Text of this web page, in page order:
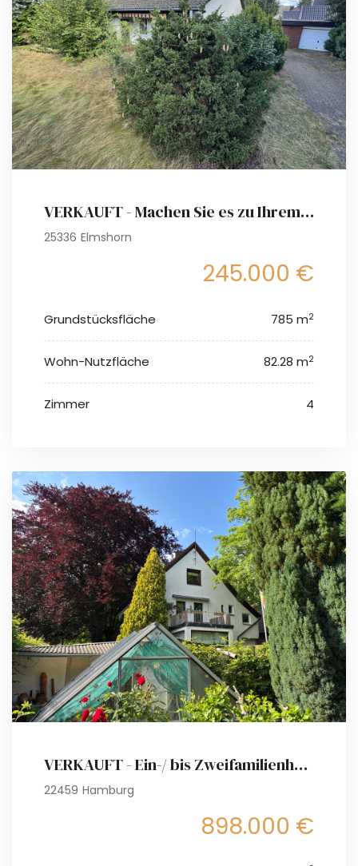
VERKAUFT - Machen Sie es zu Ihrem Projekt - Option auf Baugrundstück für ein Einfamilienhaus
25336 Elmshorn
245.000 €
Grundstücksfläche 785 m2
Wohn-Nutzfläche 82.28 m2
Zimmer 4
VERKAUFT - Ein-/ bis Zweifamilienhaus auf fabelhaftem Grundstück (ca. 1517 m²)
22459 Hamburg
898.000 €